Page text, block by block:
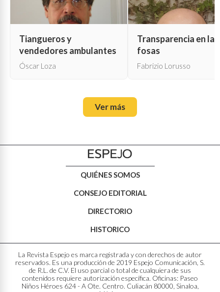
Tiangueros y
vendedores ambulantes
Óscar Loza
Transparencia en las
fosas
Fabrizio Lorusso
Ver más
QUIÉNES SOMOS
CONSEJO EDITORIAL
DIRECTORIO
HISTORICO
La Revista Espejo es marca registrada y con derechos de autor
reservados. Es una producción de 2019 Espejo Comunicación, S.
de R.L. de C.V. El uso parcial o total de cualquiera de sus
contenidos requiere autorización específica. Oficinas: Paseo
Niños Héroes 624 - A Ote. Centro. Culiacán 80000, Sinaloa,